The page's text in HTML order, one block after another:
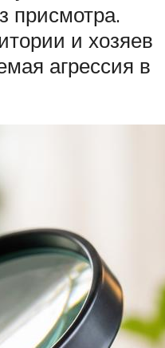
присмотра.
и хозяев
агрессия в